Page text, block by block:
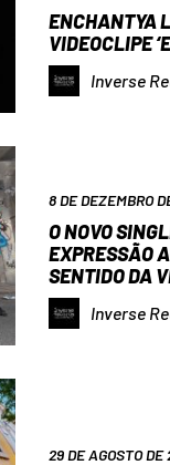
ENCHANTYA
VIDEOCLIPE
Inverse
8 DE DEZEMBRO
O NOVO
EXPRESSÃO
SENTIDO DA
Inverse
29 DE AGOSTO DE